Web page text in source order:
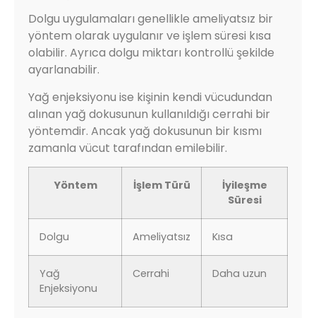
Dolgu uygulamaları genellikle ameliyatsız bir
yöntem olarak uygulanır ve işlem süresi kısa
olabilir. Ayrıca dolgu miktarı kontrollü şekilde
ayarlanabilir.
Yağ enjeksiyonu ise kişinin kendi vücudundan
alınan yağ dokusunun kullanıldığı cerrahi bir
yöntemdir. Ancak yağ dokusunun bir kısmı
zamanla vücut tarafından emilebilir.
Yöntem İşlem Türü
İyileşme
Süresi
Dolgu Ameliyatsız Kısa
Yağ
Enjeksiyonu
Cerrahi Daha uzun